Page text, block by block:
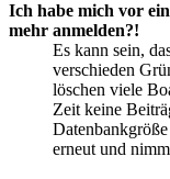
Ich habe mich vor
mehr anmelden?!
Es kann sein,
verschieden
löschen viele
Zeit keine
erneut und